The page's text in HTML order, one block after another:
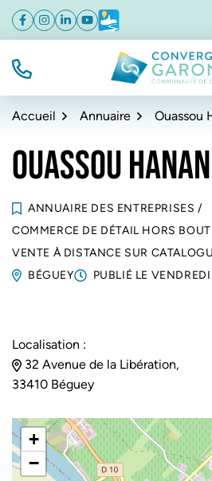
Aller
navigation
Aller
au
Aller
au
de
Facebook
(ouverture dans un nouvel onglet)
Instagram
(ouverture dans un nouvel onglet)
Linkedin
(ouverture dans un nouvel
YouTube
(ouverture dans un
Météo
(ouverture dans un
TÉL.
Accueil Annuaire Ouassou
OUASSOU
ANNUAIRE DES ENTREPRISES /
COMMERCE DE DÉTAIL HORS
VENTE À DISTANCE SUR
BÉGUEY
PUBLIÉ LE
Localisation :
32 Avenue de la Libération,
33410 Béguey
+
−